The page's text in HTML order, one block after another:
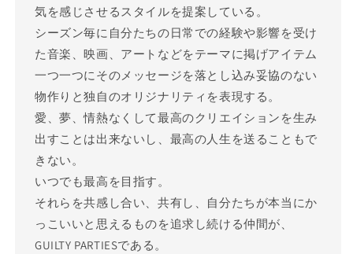
気を感じさせるスタイルを提案している。
シーズン毎に自分たちの日常での経験や影響を受け
た音楽、映画、アートなどをテーマに掲げアイテム
一つ一つにそのメッセージを落とし込み妥協のない
物作りと独自のオリジナリティを表現する。
愛、夢、情熱なくして最高のクリエイションを生み
出すことは出来ないし、最高の人生を送ることもで
きない。
いつでも最高を目指す。
それらを共感し合い、共有し、自分たちが本当にか
っこいいと思えるものを追求し続ける仲間が、
GUILTY PARTIESである。